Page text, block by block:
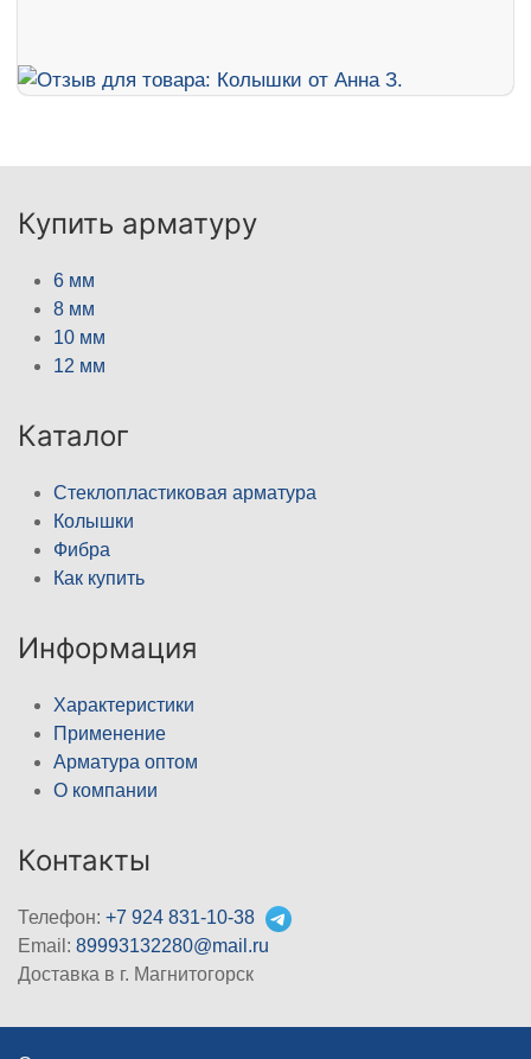
Купить арматуру
6 мм
8 мм
10 мм
12 мм
Каталог
Стеклопластиковая арматура
Колышки
Фибра
Как купить
Информация
Характеристики
Применение
Арматура оптом
О компании
Контакты
Телефон: +7 924 831-10-38
Email: 89993132280@mail.ru
Доставка в г. Магнитогорск